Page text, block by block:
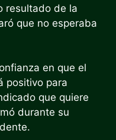
resultado de la
que no esperaba
en que el
positivo para
que quiere
durante su